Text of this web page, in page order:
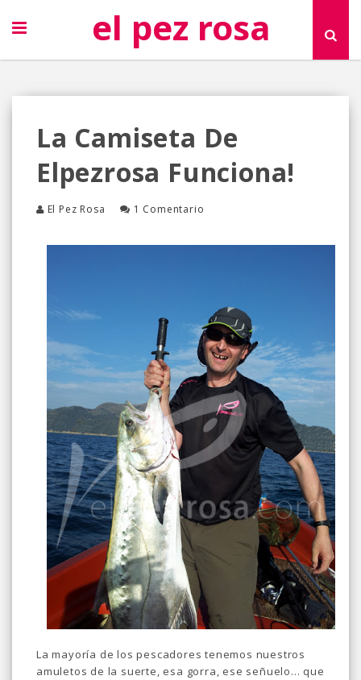
el pez rosa
La Camiseta De
Elpezrosa Funciona!
El Pez Rosa 1 Comentario
La mayoría de los pescadores tenemos nuestros
amuletos de la suerte, esa gorra, ese señuelo... que